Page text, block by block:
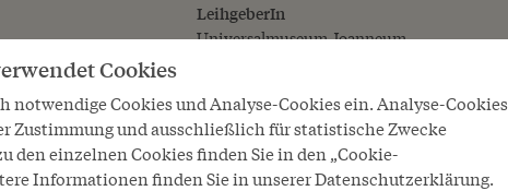
LeihgeberIn
Universalmuseum Joanneum
Cookies
notwendige Cookies und Analyse-Cookies ein. Analyse-Cookies
Zustimmung und ausschließlich für statistische Zwecke
den einzelnen Cookies finden Sie in den „Cookie-
Informationen finden Sie in unserer Datenschutzerklärung.